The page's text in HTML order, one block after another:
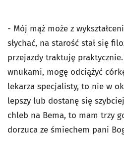
- Mój mąż może z
słychać, na starość stał się
przejazdy traktuję
wnukami, mogę odciążyć
lekarza specjalisty, to nie w
lepszy lub dostanę się
chleb na Bema, to mam trzy
dorzuca ze śmiechem pani